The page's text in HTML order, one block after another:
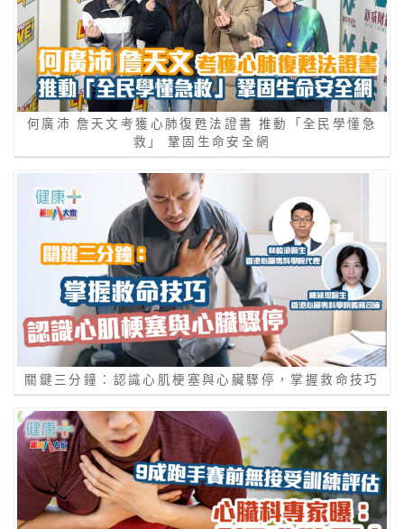
何廣沛 詹天文考獲心肺復甦法證書 推動「全民學懂急
救」 鞏固生命安全網
關鍵三分鐘：認識心肌梗塞與心臟驟停，掌握救命技巧